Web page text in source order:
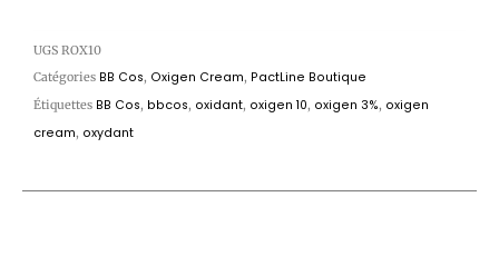
UGS ROX10
Catégories BB Cos, Oxigen Cream, PactLine Boutique
Étiquettes BB Cos, bbcos, oxidant, oxigen 10, oxigen 3%, oxigen
cream, oxydant